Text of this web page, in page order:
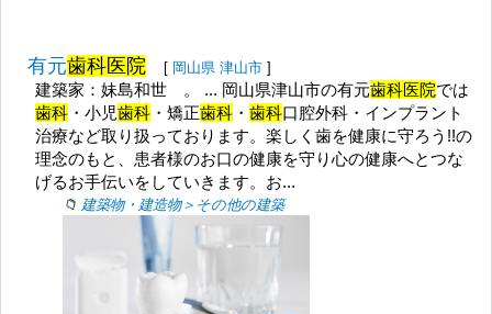
有元歯科医院 [ 岡山県 津山市 ]
建築家：妹島和世 。 ... 岡山県津山市の有元歯科医院では
歯科 ・小児歯科 ・矯正歯科 ・歯科口腔外科・インプラント
治療など取り扱っております。楽しく歯を健康に守ろう!!の
理念のもと、患者様のお口の健康を守り心の健康へとつな
げるお手伝いをしていきます。お...
建築物・建造物＞その他の建築